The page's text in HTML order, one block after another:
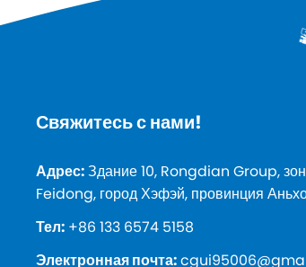
Свяжитесь с нами!
Адрес:Здание 10, Rongdian Group,
Feidong, город Хэфэй, провинция
Тел: +86 133 6574 5158
Электронная почта: